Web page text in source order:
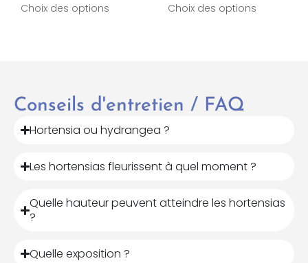
Choix des options Choix des options
Conseils d'entretien / FAQ
Hortensia ou hydrangea ?
Les hortensias fleurissent à quel moment ?
Quelle hauteur peuvent atteindre les hortensias
?
Quelle exposition ?